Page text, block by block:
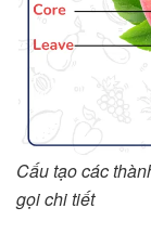
Cấu tạo các
gọi chi tiết